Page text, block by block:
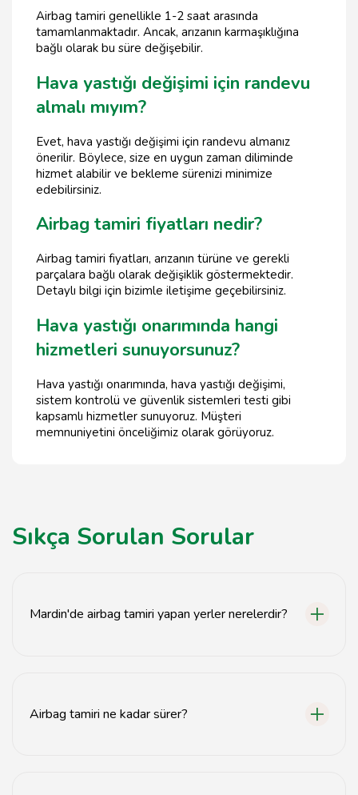
Airbag tamiri genellikle 1-2 saat arasında
tamamlanmaktadır. Ancak, arızanın karmaşıklığına
bağlı olarak bu süre değişebilir.
Hava yastığı değişimi için randevu
almalı mıyım?
Evet, hava yastığı değişimi için randevu almanız
önerilir. Böylece, size en uygun zaman diliminde
hizmet alabilir ve bekleme sürenizi minimize
edebilirsiniz.
Airbag tamiri fiyatları nedir?
Airbag tamiri fiyatları, arızanın türüne ve gerekli
parçalara bağlı olarak değişiklik göstermektedir.
Detaylı bilgi için bizimle iletişime geçebilirsiniz.
Hava yastığı onarımında hangi
hizmetleri sunuyorsunuz?
Hava yastığı onarımında, hava yastığı değişimi,
sistem kontrolü ve güvenlik sistemleri testi gibi
kapsamlı hizmetler sunuyoruz. Müşteri
memnuniyetini önceliğimiz olarak görüyoruz.
Sıkça Sorulan Sorular
Mardin'de airbag tamiri yapan yerler nerelerdir?
Airbag tamiri ne kadar sürer?